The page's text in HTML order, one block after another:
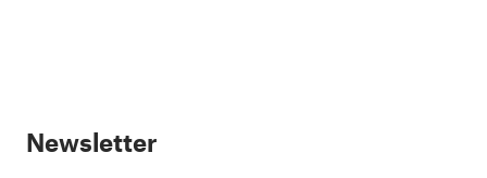
Newsletter